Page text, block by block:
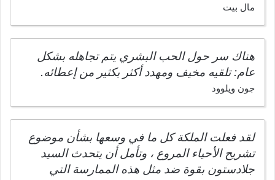
مال بيت
هناك سر حول الحب البشري يتم تجاهله بشكل
عام: تلقيه مخيف ومهدد أكثر بكثير من إعطائه.
جون ويلوود
لقد فعلت الملكة كل ما في وسعها بشأن موضوع
تشريح الأحياء المروع ، وتأمل أن يتحدث السيد
جلادستون بقوة ضد مثل هذه الممارسة التي